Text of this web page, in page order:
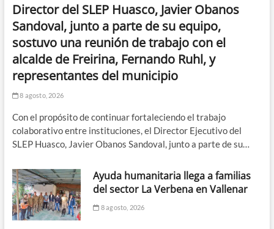
Director del SLEP Huasco, Javier Obanos
Sandoval, junto a parte de su equipo,
sostuvo una reunión de trabajo con el
alcalde de Freirina, Fernando Ruhl, y
representantes del municipio
8 agosto, 2026
Con el propósito de continuar fortaleciendo el trabajo
colaborativo entre instituciones, el Director Ejecutivo del
SLEP Huasco, Javier Obanos Sandoval, junto a parte de su…
Ayuda humanitaria llega a familias
del sector La Verbena en Vallenar
8 agosto, 2026